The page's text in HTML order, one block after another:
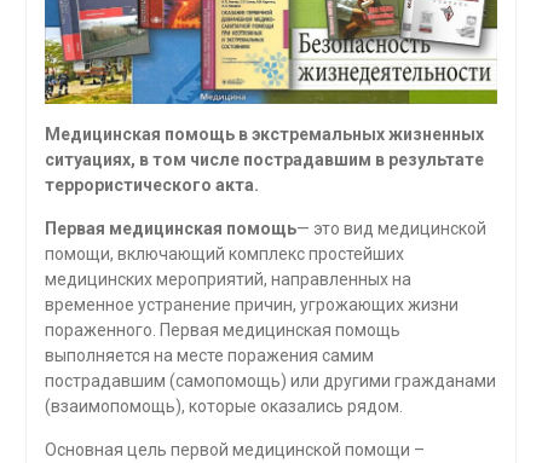
Медицинская помощь в экстремальных жизненных
ситуациях, в том числе пострадавшим в результате
террористического акта.
Первая медицинская помощь— это вид медицинской
помощи, включающий комплекс простейших
медицинских мероприятий, направленных на
временное устранение причин, угрожающих жизни
пораженного. Первая медицинская помощь
выполняется на месте поражения самим
пострадавшим (самопомощь) или другими гражданами
(взаимопомощь), которые оказались рядом.
Основная цель первой медицинской помощи –